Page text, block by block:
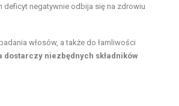
deficyt negatywnie odbija się na zdrowiu
włosów, a także do łamliwości
dostarczy niezbędnych składników